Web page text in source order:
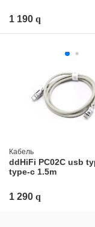
1 190
Кабель
ddHiFi PC02C usb
type-c 1.5m
1 290